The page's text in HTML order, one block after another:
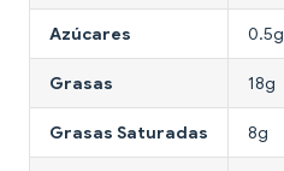
Azúcares 0.5g
Grasas 18g
Grasas Saturadas 8g